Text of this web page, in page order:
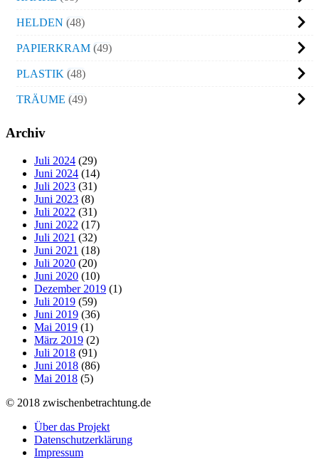
HELDEN 48
PAPIERKRAM 49
PLASTIK 48
TRÄUME 49
Archiv
Juli 2024 (29)
Juni 2024 (14)
Juli 2023 (31)
Juni 2023 (8)
Juli 2022 (31)
Juni 2022 (17)
Juli 2021 (32)
Juni 2021 (18)
Juli 2020 (20)
Juni 2020 (10)
Dezember 2019 (1)
Juli 2019 (59)
Juni 2019 (36)
Mai 2019 (1)
März 2019 (2)
Juli 2018 (91)
Juni 2018 (86)
Mai 2018 (5)
© 2018 zwischenbetrachtung.de
Über das Projekt
Datenschutzerklärung
Impressum